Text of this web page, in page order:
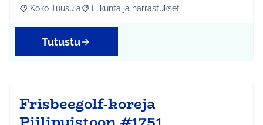
Rajaa tulokset aihepiirin mukaan: Koko Tuusula
Koko Tuusula Rajaa tulokset teeman mukaan: Liikunta ja
Liikunta ja harrastukset
Tutustu
Frisbeegolf-koreja